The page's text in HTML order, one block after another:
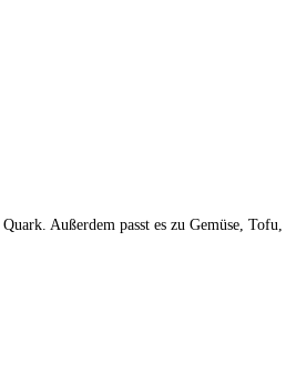
Außerdem passt es zu Gemüse,